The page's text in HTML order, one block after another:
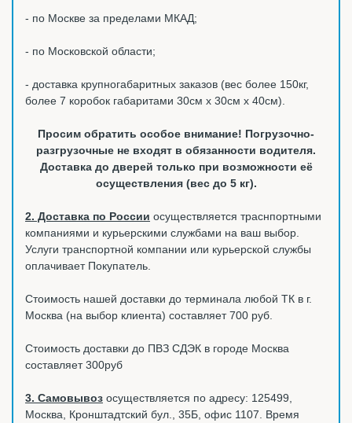
- по Москве за пределами МКАД;
- по Московской области;
- доставка крупногабаритных заказов (вес более 150кг,
более 7 коробок габаритами 30см х 30см х 40см).
Просим обратить особое внимание! Погрузочно-
разгрузочные не входят в обязанности водителя.
Доставка до дверей только при возможности её
осуществления (вес до 5 кг).
2. Доставка по России осуществляется траснпортными
компаниями и курьерскими службами на ваш выбор.
Услуги транспортной компании или курьерской службы
оплачивает Покупатель.
Стоимость нашей доставки до терминала любой ТК в г.
Москва (на выбор клиента) составляет 700 руб.
Стоимость доставки до ПВЗ СДЭК в городе Москва
составляет 300руб
3. Самовывоз осуществляется по адресу: 125499,
Москва, Кронштадтский бул., 35Б, офис 1107. Время